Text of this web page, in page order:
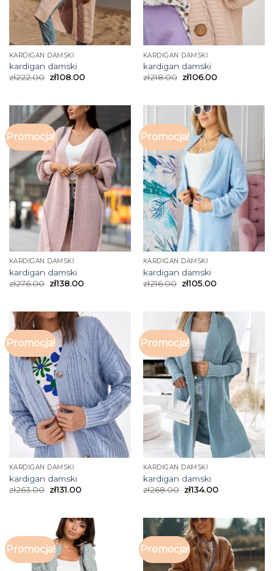
KARDIGAN DAMSKI
kardigan damski
zł222.00 zł108.00
KARDIGAN DAMSKI
kardigan damski
zł218.00 zł106.00
Promocja!
KARDIGAN DAMSKI
kardigan damski
zł276.00 zł138.00
Promocja!
KARDIGAN DAMSKI
kardigan damski
zł216.00 zł105.00
Promocja!
KARDIGAN DAMSKI
kardigan damski
zł263.00 zł131.00
Promocja!
KARDIGAN DAMSKI
kardigan damski
zł268.00 zł134.00
Promocja! Promocja!